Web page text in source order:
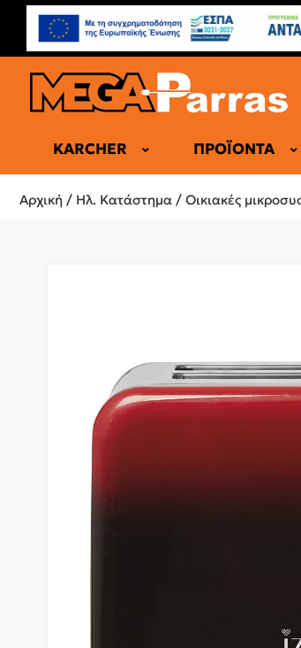
KARCHER ΠΡΟΪΌΝΤΑ
Αρχική / Ηλ. Κατάστημα / Οικιακές